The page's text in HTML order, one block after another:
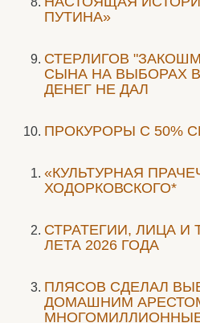
ПУТИНА»
СТЕРЛИГОВ
СЫНА НА ВЫБОРАХ
ДЕНЕГ НЕ ДАЛ
ПРОКУРОРЫ С 50%
«КУЛЬТУРНАЯ
ХОДОРКОВСКОГО*
СТРАТЕГИИ, ЛИЦА
ЛЕТА 2026 ГОДА
ПЛЯСОВ СДЕЛАЛ
ДОМАШНИМ